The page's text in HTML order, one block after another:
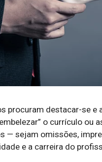
procuram destacar-se e
o currículo ou
— sejam omissões,
e a carreira do